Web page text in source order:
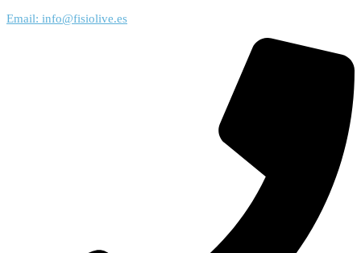
Email: info@fisiolive.es